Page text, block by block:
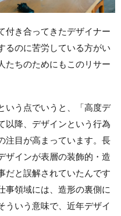
き合ってきたデザイナー
るのに苦労している方がい
たちのためにもこのリサー
う点でいうと、「高度デ
以降、デザインという行為
注目が高まっています。長
ザインが表層の装飾的・造
だと誤解されていたんです
事領域には、造形の裏側に
ういう意味で、近年デザイ